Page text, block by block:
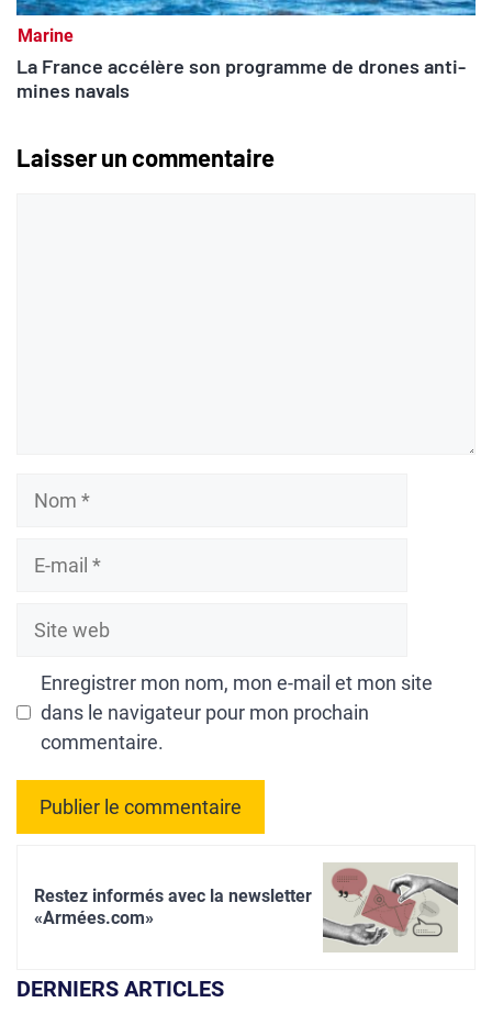
Marine
La France accélère son programme de drones anti-
mines navals
Laisser un commentaire
Site
Enregistrer mon nom, mon e-mail et mon site
dans le navigateur pour mon prochain
commentaire.
r
Restez informés avec la newsletter
«Armées.com»
DERNIERS ARTICLES